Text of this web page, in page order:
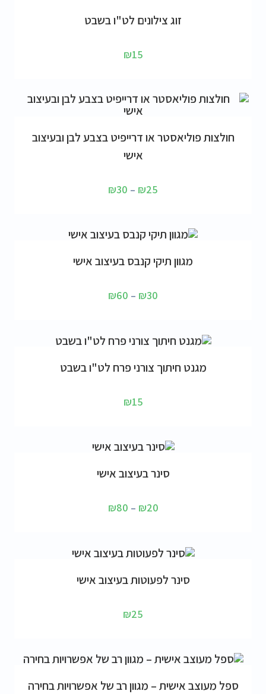
זוג צילונים לט"ו בשבט
₪15
חולצות פוליאסטר או דרייפיט בצבע לבן ובעיצוב
אישי
₪25
–
₪30
מגוון תיקי קנבס בעיצוב אישי
₪30
–
₪60
מגנט חיתוך צורני פרח לט"ו בשבט
₪15
סינר בעיצוב אישי
₪20
–
₪80
סינר לפעוטות בעיצוב אישי
₪25
ספל מעוצב אישית – מגוון רב של אפשרויות בחירה